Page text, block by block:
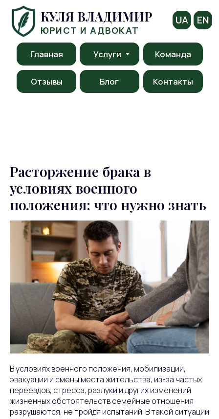
Контакты
Блог
Отзывы
Главная
КУЛЯ ВЛАДИМИР
ЮРИСТ И АДВОКАТ
UA EN
Расторжение брака в
условиях военного
положения: что нужно знать
В условиях военного положения, мобилизации,
эвакуации и смены места жительства, из-за частых
переездов, стресса, разлуки и других изменений
жизненных обстоятельств семейные отношения
разрушаются, не пройдя испытаний. В такой ситуации